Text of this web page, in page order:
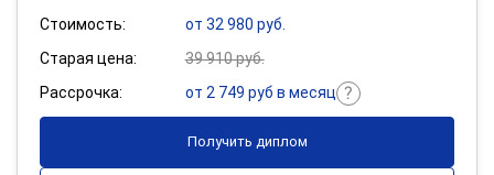
Стоимость:
от 32 980 руб.
Старая цена:
39 910 руб.
Рассрочка:
от 2 749 руб в месяц
Получить диплом